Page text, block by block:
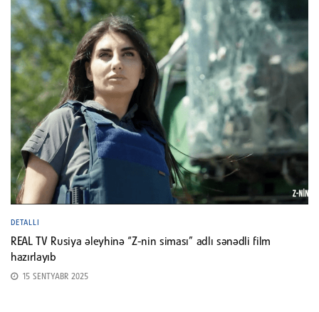
DETALLI
REAL TV Rusiya əleyhinə “Z-nin siması” adlı sənədli film
hazırlayıb
15 SENTYABR 2025